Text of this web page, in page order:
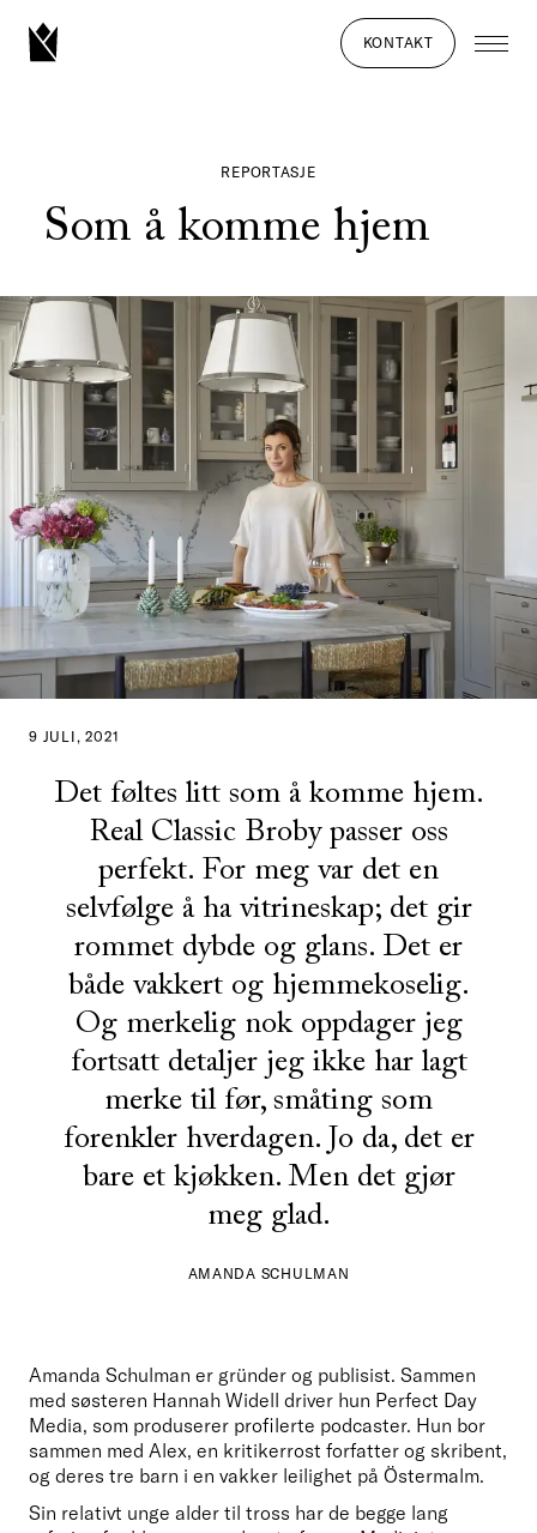
KONTAKT
REPORTASJE
Som å komme hjem
9 JULI, 2021
Det føltes litt som å komme hjem.
Real Classic Broby passer oss
perfekt. For meg var det en
selvfølge å ha vitrineskap; det gir
rommet dybde og glans. Det er
både vakkert og hjemmekoselig.
Og merkelig nok oppdager jeg
fortsatt detaljer jeg ikke har lagt
merke til før, småting som
forenkler hverdagen. Jo da, det er
bare et kjøkken. Men det gjør
meg glad.
AMANDA SCHULMAN
Amanda Schulman er gründer og publisist. Sammen
med søsteren Hannah Widell driver hun Perfect Day
Media, som produserer profilerte podcaster. Hun bor
sammen med Alex, en kritikerrost forfatter og skribent,
Sin relativt unge alder til tross har de begge lang